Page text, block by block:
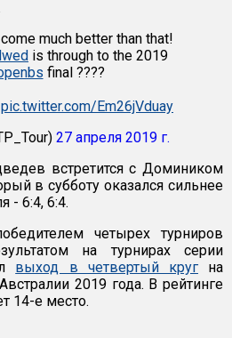
much better than that!
is through to the 2019
final ????
pic.twitter.com/Em26jVduay
27 апреля 2019 г.
встретится с Домиником
в субботу оказался сильнее
- 6:4, 6:4.
четырех турниров
на турнирах серии
выход в четвертый кругна
2019 года. В рейтинге
14-е место.